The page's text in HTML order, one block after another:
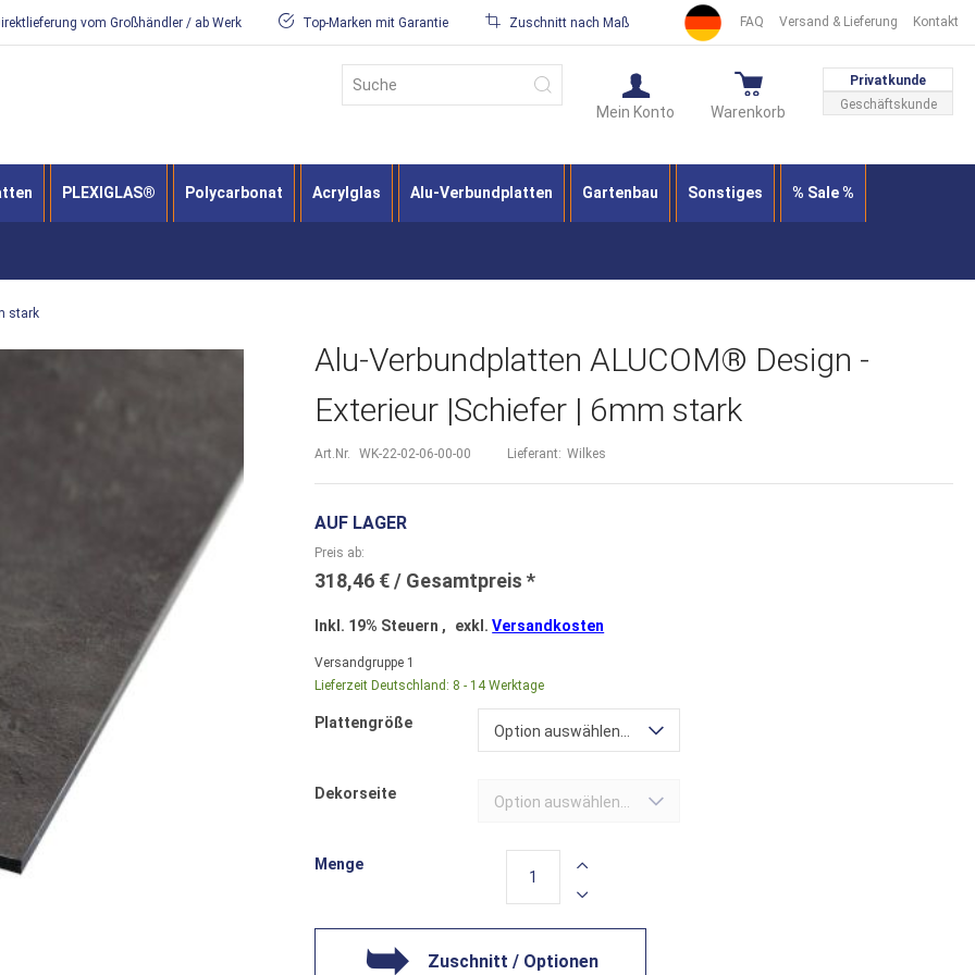
FAQ Versand & Lieferung Kontakt
vom Großhändler / ab Werk Top-Marken mit Garantie Zuschnitt nach Maß
Privatkunde
Geschäftskunde
Warenkorb
Mein Konto
Suche
PLEXIGLAS® Polycarbonat Acrylglas Alu-Verbundplatten Gartenbau Sonstiges % Sale %
stark
Alu-Verbundplatten ALUCOM® Design -
Exterieur |Schiefer | 6mm stark
Art.Nr. WK-22-02-06-00-00 Lieferant: Wilkes
AUF LAGER
Preis ab
318,46 €
Inkl. 19% Steuern , exkl.Versandkosten
Versandgruppe 1
Lieferzeit Deutschland: 8 - 14 Werktage
Plattengröße Option auswählen...
Dekorseite Option auswählen...
Menge
Zuschnitt / Optionen